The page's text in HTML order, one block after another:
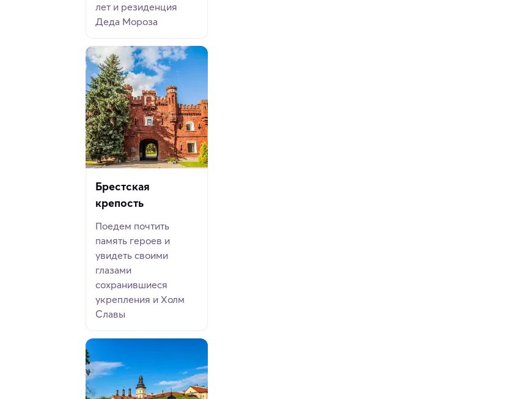
лет и резиденция
Деда Мороза
Брестская
крепость
Поедем почтить
память героев и
увидеть своими
глазами
сохранившиеся
укрепления и Холм
Славы